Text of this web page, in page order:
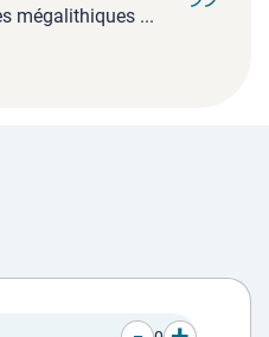
mégalithiques ...